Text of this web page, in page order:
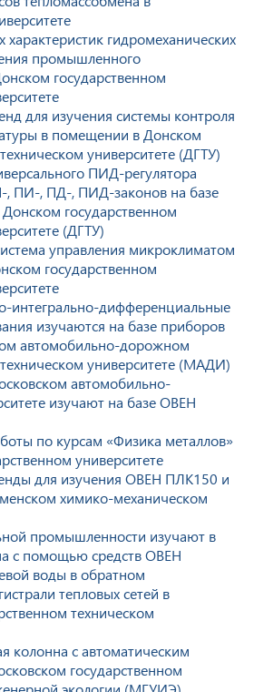
гидромеханических
промышленного
государственном
для изучения системы контроля
в помещении в Донском
университете (ДГТУ)
ПИД-регулятора
ПИ-, ПД-, ПИД-законов на базе
государственном
(ДГТУ)
управления микроклиматом
государственном
интегрально-дифференциальные
изучаются на базе приборов
автомобильно-дорожном
университете (МАДИ)
автомобильно-
изучают на базе ОВЕН
по курсам «Физика металлов»
университете
для изучения ОВЕН ПЛК150 и
химико-механическом
промышленности изучают в
с помощью средств ОВЕН
воды в обратном
тепловых сетей в
техническом
колонна с автоматическим
государственном